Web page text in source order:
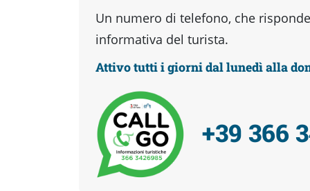
Un numero di telefono, che
informativa del turista.
Attivo tutti i giorni dal lunedì alla
+39 366